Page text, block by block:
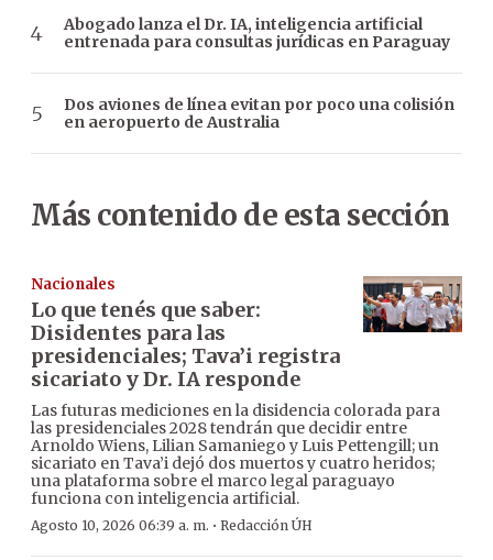
Abogado lanza el Dr. IA, inteligencia artificial
entrenada para consultas jurídicas en Paraguay
Dos aviones de línea evitan por poco una colisión
en aeropuerto de Australia
Más contenido de esta sección
Nacionales
Lo que tenés que saber:
Disidentes para las
presidenciales; Tava’i registra
sicariato y Dr. IA responde
Las futuras mediciones en la disidencia colorada para
las presidenciales 2028 tendrán que decidir entre
Arnoldo Wiens, Lilian Samaniego y Luis Pettengill; un
sicariato en Tava’i dejó dos muertos y cuatro heridos;
una plataforma sobre el marco legal paraguayo
funciona con inteligencia artificial.
Agosto 10, 2026 06:39 a. m. · Redacción ÚH